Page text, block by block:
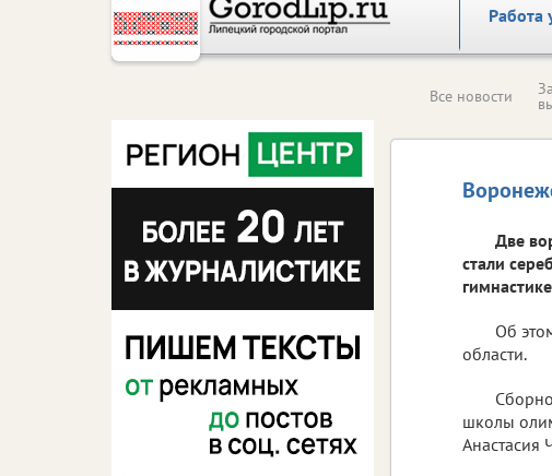
Работа
Все новости
Две
стали
Об
области.
школы
Анастасия